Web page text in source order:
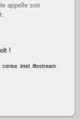
appelle son
!
,cerise ,intel ,lifestream